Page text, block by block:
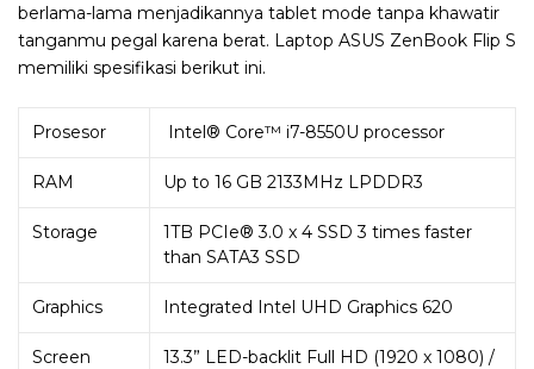
berlama-lama menjadikannya tablet mode tanpa khawatir
tanganmu pegal karena berat. Laptop ASUS ZenBook Flip S
memiliki spesifikasi berikut ini.
Prosesor Intel® Core™ i7-8550U processor
RAM Up to 16 GB 2133MHz LPDDR3
Storage
1TB PCIe® 3.0 x 4 SSD 3 times faster
than SATA3 SSD
Graphics Integrated Intel UHD Graphics 620
Screen
13.3” LED-backlit Full HD (1920 x 1080) /